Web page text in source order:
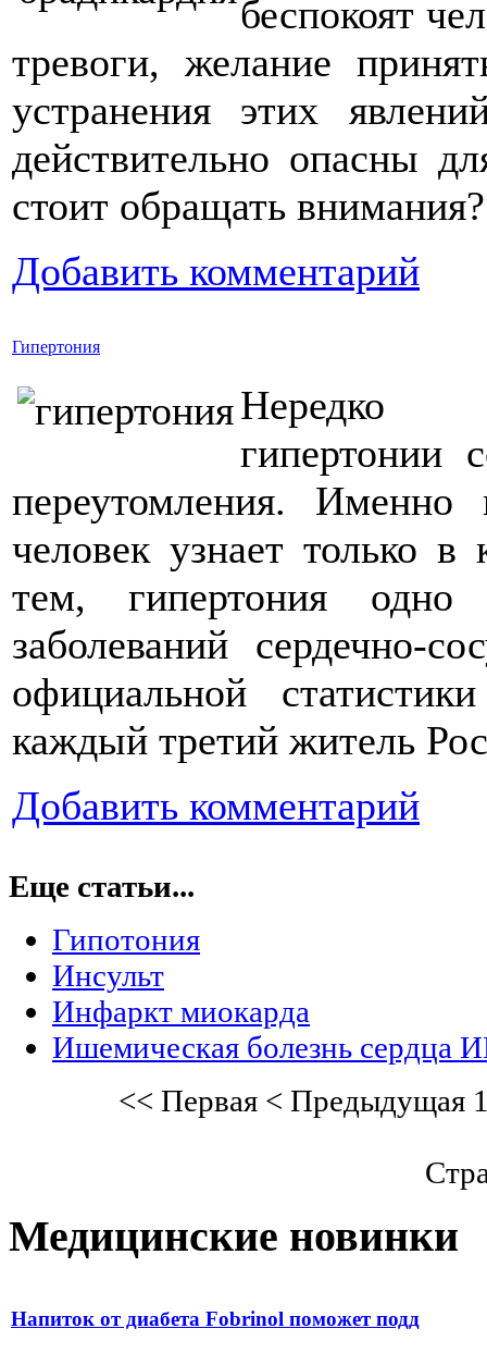
беспокоят
тревоги, желание
устранения этих
действительно опасны
стоит обращать внимания?
Добавить комментарий
Гипертония
Нередко
гипертонии
переутомления. Именно
человек узнает только
тем, гипертония одно
заболеваний сердечно-
официальной
каждый третий житель
Добавить комментарий
Еще статьи...
Гипотония
Инсульт
Инфаркт миокарда
Ишемическая болезнь сердца
<< Первая< Предыдущая
Медицинские новинки
Напиток от диабета Fobrinol поможет подд